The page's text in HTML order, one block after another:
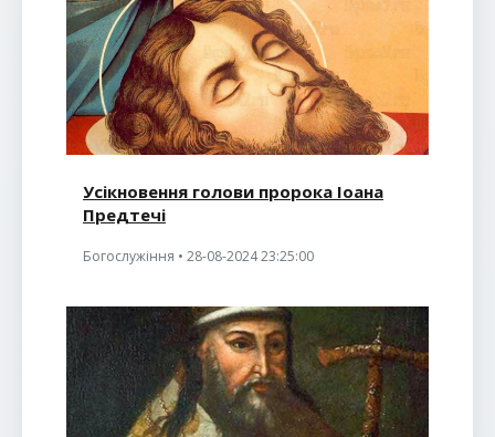
Усікновення голови пророка Іоана
Предтечі
Богослужіння • 28-08-2024 23:25:00